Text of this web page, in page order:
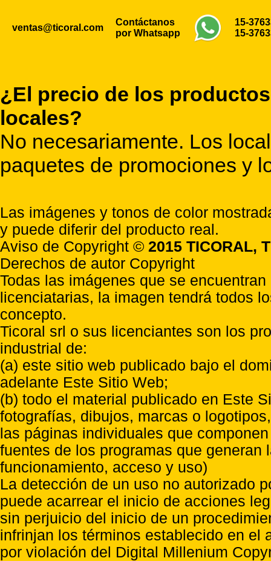
ventas@ticoral.com
Contáctanos
por Whatsapp
15-
15-
¿El precio de los
locales?
No necesariamente. Los
paquetes de promociones y
Las imágenes y tonos de color
y puede diferir del producto real.
Aviso de Copyright © 2015 TICORAL,
Derechos de autor Copyright
Todas las imágenes que se
licenciatarias, la imagen tendrá todos
concepto.
Ticoral srl o sus licenciantes son los
industrial de:
(a) este sitio web publicado bajo el
adelante Este Sitio Web;
(b) todo el material publicado en Este
fotografías, dibujos, marcas o
las páginas individuales que
fuentes de los programas que
funcionamiento, acceso y uso)
La detección de un uso no autorizado
puede acarrear el inicio de acciones
sin perjuicio del inicio de un
infrinjan los términos establecido en el
por violación del Digital Millenium